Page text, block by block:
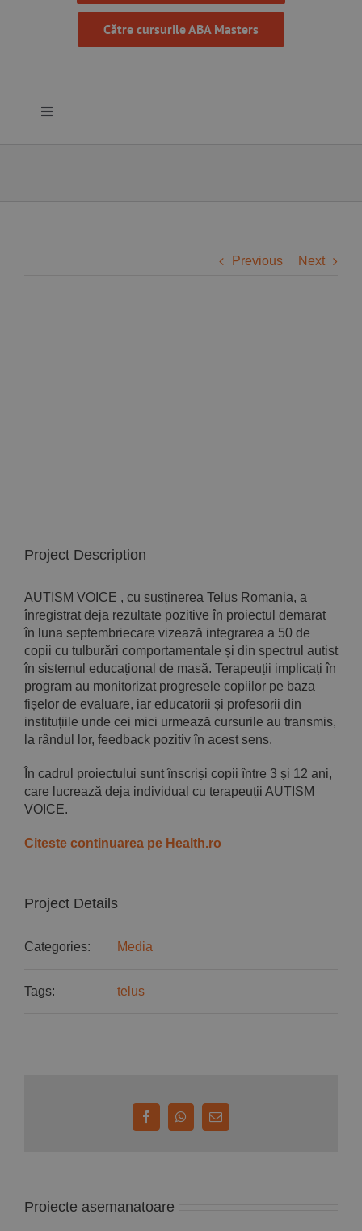
Către cursurile ABA Masters
Toggle
Previous Next
Project Description
AUTISM VOICE , cu susținerea Telus Romania, a
înregistrat deja rezultate pozitive în proiectul demarat
în luna septembriecare vizează integrarea a 50 de
copii cu tulburări comportamentale și din spectrul autist
în sistemul educațional de masă. Terapeuții implicați în
program au monitorizat progresele copiilor pe baza
fișelor de evaluare, iar educatorii și profesorii din
instituțiile unde cei mici urmează cursurile au transmis,
la rândul lor, feedback pozitiv în acest sens.
În cadrul proiectului sunt înscriși copii între 3 și 12 ani,
care lucrează deja individual cu terapeuții AUTISM
VOICE.
Citeste continuarea pe Health.ro
Project Details
Categories: Media
Tags: telus
FacebookWhatsApp
E-
mail:
Proiecte asemanatoare